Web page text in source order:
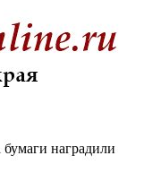
наградили